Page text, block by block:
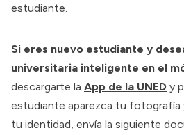
estudiante.
Si eres nuevo estudiante y
universitaria inteligente en el
descargarte la App de la UNED y
estudiante aparezca tu fotografía
tu identidad, envía la siguiente